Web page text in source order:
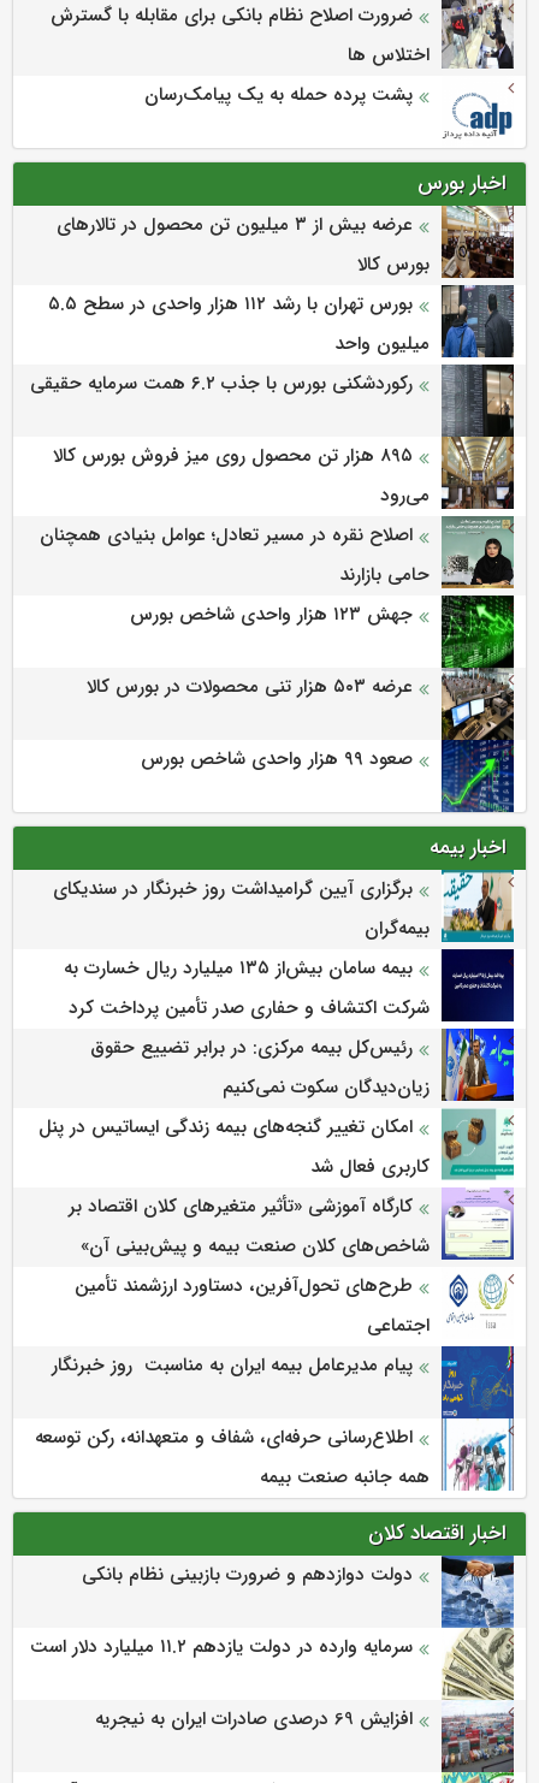
ضرورت اصلاح نظام بانکی برای مقابله با گسترش
اختلاس ها
پشت پرده حمله به یک پیامک‌رسان
اخبار بورس
عرضه بیش از ۳ میلیون تن محصول در تالارهای
بورس کالا
بورس تهران با رشد ۱۱۲ هزار واحدی در سطح ۵.۵
میلیون واحد
رکوردشکنی بورس با جذب ۶.۲ همت سرمایه حقیقی
۸۹۵ هزار تن محصول روی میز فروش بورس کالا
می‌‌رود
اصلاح نقره در مسیر تعادل؛ عوامل بنیادی همچنان
حامی بازارند
جهش ۱۲۳ هزار واحدی شاخص بورس
عرضه ۵۰۳ هزار تنی محصولات در بورس کالا
صعود ۹۹ هزار واحدی شاخص بورس
اخبار بیمه
برگزاری آیین گرامیداشت روز خبرنگار در سندیکای
بیمه‌گران
بیمه سامان بیش‌از ۱۳۵ میلیارد ریال خسارت به
شرکت اکتشاف و حفاری صدر تأمین پرداخت کرد
رئیس‌کل بیمه مرکزی: در برابر تضییع حقوق
زیان‌دیدگان سکوت نمی‌کنیم
امکان تغییر گنجه‌های بیمه زندگی ایساتیس در پنل
کاربری فعال شد
كارگاه آموزشی «تأثیر متغیرهای كلان اقتصاد بر
شاخص‌های كلان صنعت بیمه و پیش‌بینی آن»
طرح‌های تحول‌آفرین، دستاورد ارزشمند تأمین
اجتماعی
پیام مدیرعامل بیمه ایران به مناسبت روز خبرنگار
اطلاع‌رسانی حرفه‌ای، شفاف و متعهدانه، رکن توسعه
همه جانبه صنعت بیمه
اخبار اقتصاد کلان
دولت دوازدهم و ضرورت بازبینی نظام بانکی
سرمایه وارده در دولت یازدهم ۱۱.۲ میلیارد دلار است
افزایش 69 درصدی صادرات ایران به نیجریه